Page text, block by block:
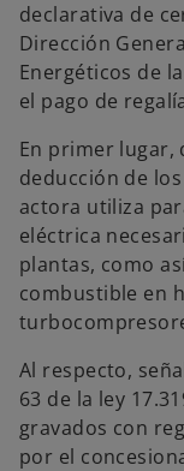
declarativa de
Dirección
Energéticos de
el pago de
En primer lugar,
deducción de
actora utiliza
eléctrica
plantas, como
combustible en
Al respecto,
63 de la ley
gravados con
por el